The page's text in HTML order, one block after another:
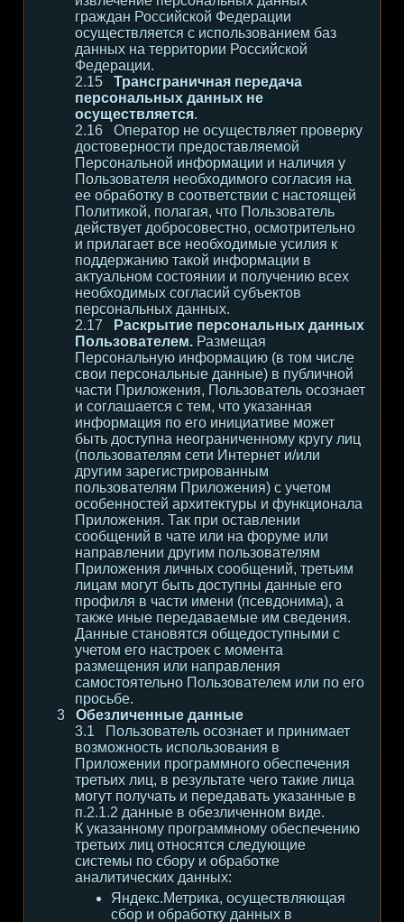
граждан Российской Федерации
осуществляется с использованием баз
данных на территории Российской
Федерации.
Трансграничная передача
персональных данных не
осуществляется.
Оператор не осуществляет проверку
достоверности предоставляемой
Персональной информации и наличия у
Пользователя необходимого согласия на
ее обработку в соответствии с настоящей
Политикой, полагая, что Пользователь
действует добросовестно, осмотрительно
и прилагает все необходимые усилия к
поддержанию такой информации в
актуальном состоянии и получению всех
необходимых согласий субъектов
персональных данных.
Раскрытие персональных данных
Пользователем. Размещая
Персональную информацию (в том числе
свои персональные данные) в публичной
части Приложения, Пользователь осознает
и соглашается с тем, что указанная
информация по его инициативе может
быть доступна неограниченному кругу лиц
(пользователям сети Интернет и/или
другим зарегистрированным
пользователям Приложения) с учетом
особенностей архитектуры и функционала
Приложения. Так при оставлении
сообщений в чате или на форуме или
направлении другим пользователям
Приложения личных сообщений, третьим
лицам могут быть доступны данные его
профиля в части имени (псевдонима), а
также иные передаваемые им сведения.
Данные становятся общедоступными с
учетом его настроек с момента
размещения или направления
самостоятельно Пользователем или по его
просьбе.
Обезличенные данные
Пользователь осознает и принимает
возможность использования в
Приложении программного обеспечения
третьих лиц, в результате чего такие лица
могут получать и передавать указанные в
п.2.1.2 данные в обезличенном виде.
К указанному программному обеспечению
третьих лиц относятся следующие
системы по сбору и обработке
аналитических данных:
Яндекс.Метрика, осуществляющая
сбор и обработку данных в